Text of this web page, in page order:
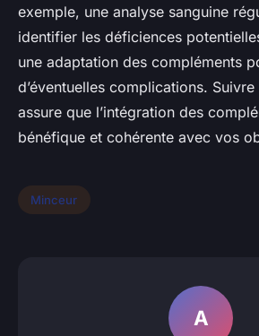
exemple, une analyse sanguine
identifier les déficiences
une adaptation des compléments
d’éventuelles complications.
assure que l’intégration des
bénéfique et cohérente avec vos
Minceur
A